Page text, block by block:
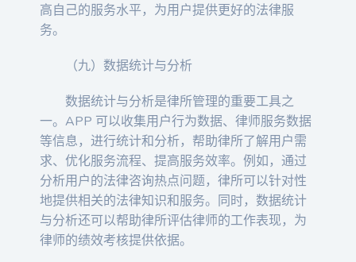
高自己的服务水平，为用户提供更好的法律服
务。
（九）数据统计与分析
数据统计与分析是律所管理的重要工具之
一。APP 可以收集用户行为数据、律师服务数据
等信息，进行统计和分析，帮助律所了解用户需
求、优化服务流程、提高服务效率。例如，通过
分析用户的法律咨询热点问题，律所可以针对性
地提供相关的法律知识和服务。同时，数据统计
与分析还可以帮助律所评估律师的工作表现，为
律师的绩效考核提供依据。